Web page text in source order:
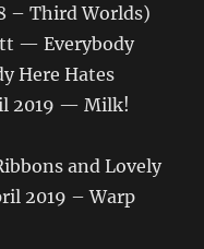
– Third Worlds)
— Everybody
Here Hates
2019 — Milk!
and Lovely
2019 – Warp